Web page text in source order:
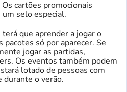
cartões promocionais
selo especial.
que aprender a jogar o
pacotes só por aparecer. Se
jogar as partidas,
Os eventos também podem
lotado de pessoas com
durante o verão.